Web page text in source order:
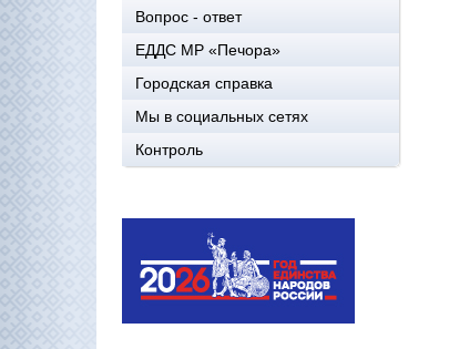
Вопрос - ответ
ЕДДС МР «Печора»
Городская справка
Мы в социальных сетях
Контроль